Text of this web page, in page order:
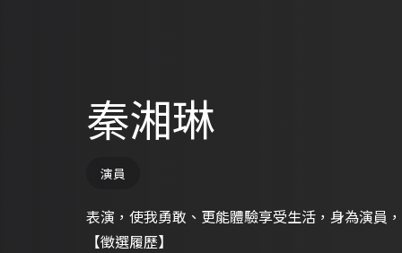
秦湘琳
演員
表演，使我勇敢、更能體驗享受生活，身為演員
【徵選履歷】